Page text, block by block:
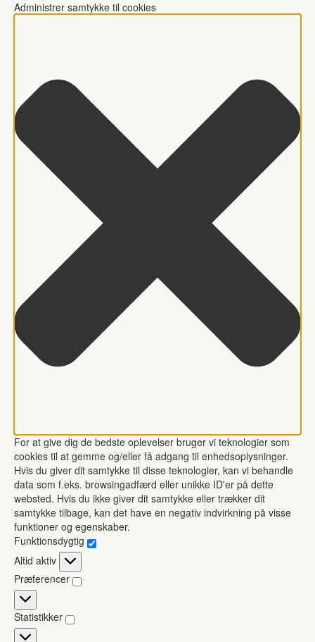
Administrer samtykke til cookies
For at give dig de bedste oplevelser bruger vi teknologier som
cookies til at gemme og/eller få adgang til enhedsoplysninger.
Hvis du giver dit samtykke til disse teknologier, kan vi behandle
data som f.eks. browsingadfærd eller unikke ID'er på dette
websted. Hvis du ikke giver dit samtykke eller trækker dit
samtykke tilbage, kan det have en negativ indvirkning på visse
funktioner og egenskaber.
Funktionsdygtig
Funktionsdygtig
Altid aktiv
Præferencer
Præferencer
Statistikker
Statistikker